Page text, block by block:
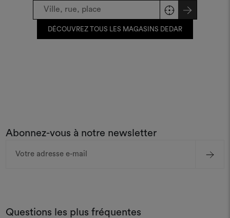
DÉCOUVREZ TOUS LES MAGASINS DEDAR
Abonnez-vous à notre newsletter
Questions les plus fréquentes